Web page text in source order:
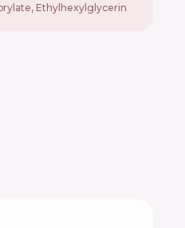
Ethylhexylglycerin